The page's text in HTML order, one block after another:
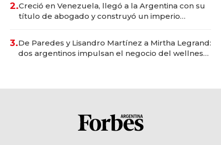
2.Creció en Venezuela, llegó a la Argentina con su
título de abogado y construyó un imperio
3.De Paredes y Lisandro Martínez a Mirtha Legrand:
dos argentinos impulsan el negocio del wellness